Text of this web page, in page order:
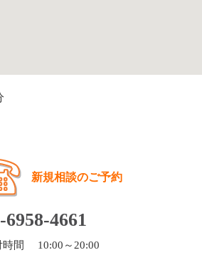
新規相談のご予約
6958-4661
時間 10:00～20:00